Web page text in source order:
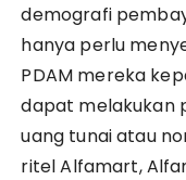
demografi
hanya perlu
PDAM mereka
dapat melakukan
uang tunai atau
ritel Alfamart,